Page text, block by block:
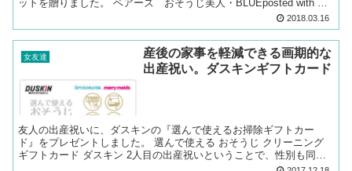
ットを贈りました。 ベアーズ おそうじ美人・BLUEposted with カ
2018.03.16
女友達
産後の家事を軽減できる画期的な
出産祝い。ダスキンギフトカード
友人の出産祝いに、ダスキンの『選んで使えるお掃除ギフトカー
ド』をプレゼントしました。 選んで使える おそうじ クリーニング
ギフトカード ダスキン 2人目の出産祝いということで、性別も同じ
で、物だと上の子のものが何でも使えるのかなと思い、な...